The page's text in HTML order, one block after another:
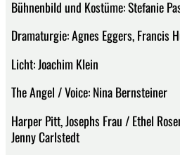
Bühnenbild und Kostüme: Stefanie
Dramaturgie: Agnes Eggers, Francis
Licht: Joachim Klein
The Angel / Voice: Nina Bernsteiner
Harper Pitt, Josephs Frau / Ethel
Jenny Carlstedt